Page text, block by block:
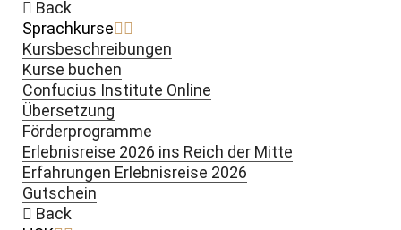
Back
Sprachkurse
Kursbeschreibungen
Kurse buchen
Confucius Institute Online
Übersetzung
Förderprogramme
Erlebnisreise 2026 ins Reich der Mitte
Erfahrungen Erlebnisreise 2026
Gutschein
Back